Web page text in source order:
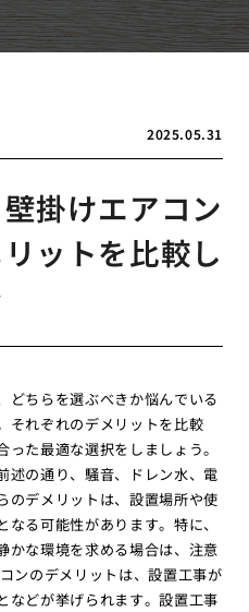
2025.05.31
掛けエアコン
ットを比較し
どちらを選ぶべきか悩んでいる
それぞれのデメリットを比較
た最適な選択をしましょう。
述の通り、騒音、ドレン水、電
のデメリットは、設置場所や使
る可能性があります。特に、
かな環境を求める場合は、注意
ンのデメリットは、設置工事が
などが挙げられます。設置工事